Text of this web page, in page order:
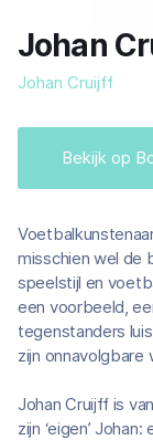
Johan
Johan Cruijff
Bekijk op
misschien wel de
speelstijl en
een voorbeeld,
tegenstanders
zijn onnavolgbare
Johan Cruijff is
zijn ‘eigen’